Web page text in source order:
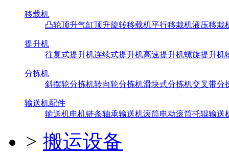
移载机
凸轮顶升气缸顶升旋转移载机平行移栽机液压移栽
提升机
往复式提升机连续式提升机高速提升机螺旋提升机
分拣机
斜摆轮分拣机转向轮分拣机滑块式分拣机交叉带分
输送机配件
输送机电机链条轴承输送机滚筒电动滚筒托辊输送
> 搬运设备